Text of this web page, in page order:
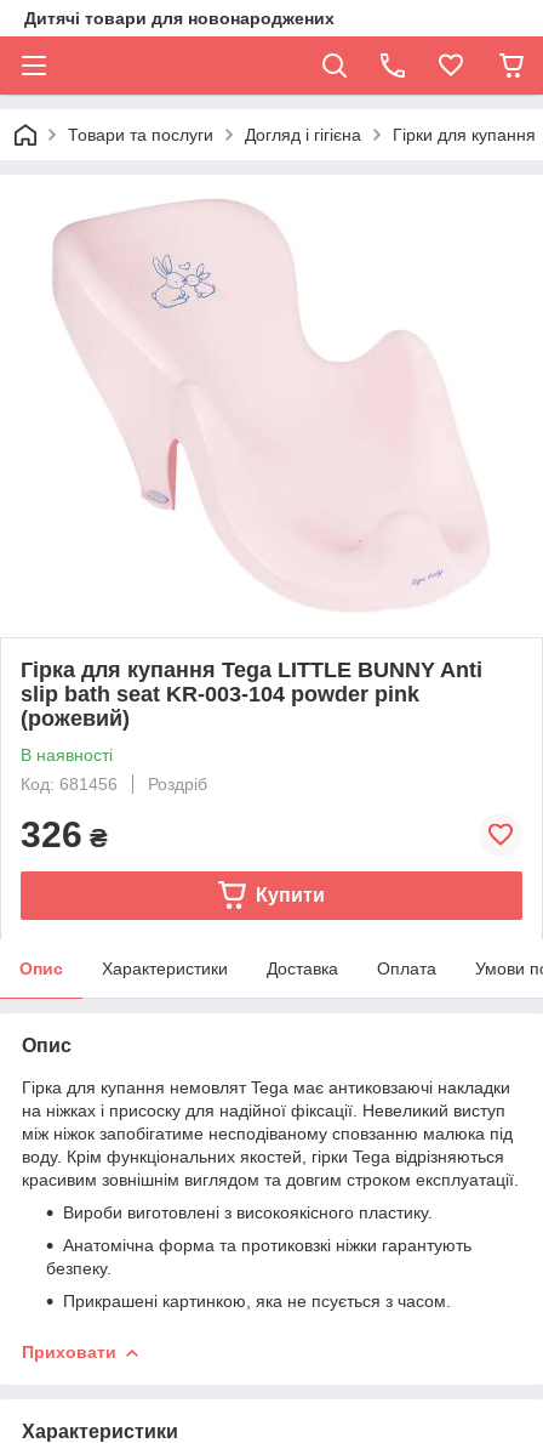
Дитячі товари для новонароджених
Товари та послуги Догляд і гігієна Гірки для купання
Гірка для купання Tega LITTLE BUNNY Anti
slip bath seat KR-003-104 powder pink
(рожевий)
В наявності
Код: 681456
Роздріб
326 ₴
Купити
Опис Характеристики Доставка Оплата Умови
Опис
Гірка для купання немовлят Tega має антиковзаючі накладки
на ніжках і присоску для надійної фіксації. Невеликий виступ
між ніжок запобігатиме несподіваному сповзанню малюка під
воду. Крім функціональних якостей, гірки Tega відрізняються
красивим зовнішнім виглядом та довгим строком експлуатації.
Вироби виготовлені з високоякісного пластику.
Анатомічна форма та протиковзкі ніжки гарантують
безпеку.
Прикрашені картинкою, яка не псується з часом.
Приховати
Характеристики